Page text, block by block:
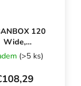
120
Wide,
cm
(>5 ks)